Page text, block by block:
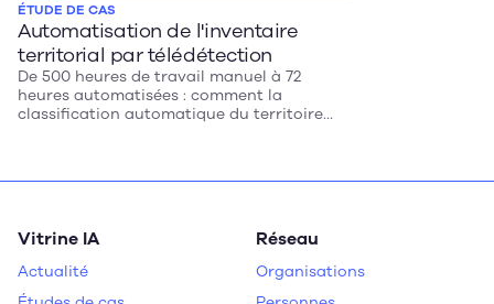
ÉTUDE DE CAS
Automatisation de l'inventaire
territorial par télédétection
De 500 heures de travail manuel à 72
heures automatisées : comment la
classification automatique du territoire
Vitrine IA
Actualité
Réseau
Organisations